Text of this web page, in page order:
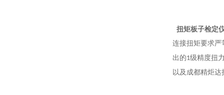
扭矩板子检定
连接扭矩要求严
出的1级精度扭
以及成都精炬